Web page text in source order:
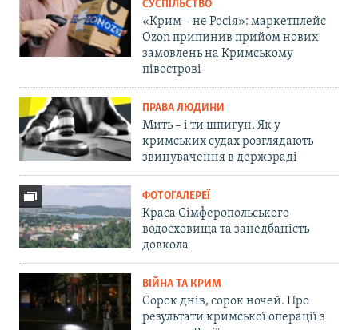
СУСПІЛЬСТВО
«Крим – не Росія»: маркетплейс
Ozon припинив прийом нових
замовлень на Кримському
півострові
ПРАВА ЛЮДИНИ
Мить – і ти шпигун. Як у
кримських судах розглядають
звинувачення в держзраді
ФОТОГАЛЕРЕЇ
Краса Сімферопольського
водосховища та занедбаність
довкола
ВІЙНА ТА КРИМ
Сорок днів, сорок ночей. Про
результати кримської операції з